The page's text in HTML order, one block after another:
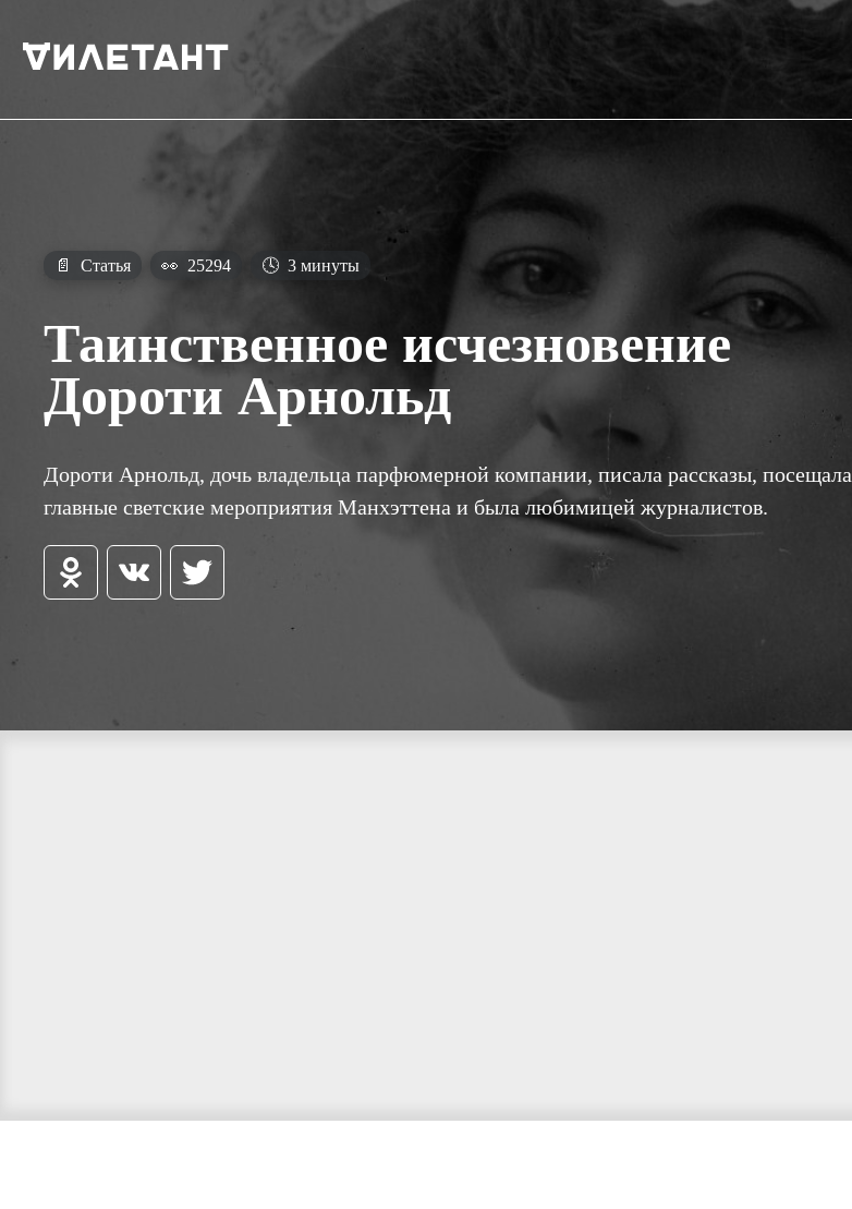
📄 Статья 👀 25294 🕓 3 минуты
Таинственное исчезновение
Дороти Арнольд
Дороти Арнольд, дочь владельца парфюмерной компании, писала рассказы, посещала
главные светские мероприятия Манхэттена и была любимицей журналистов.